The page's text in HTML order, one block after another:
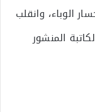
الوباء، وانقلب
المنشور